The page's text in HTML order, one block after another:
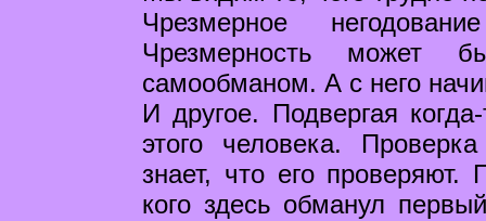
Чрезмерное
Чрезмерность может
самообманом. А с него
И другое. Подвергая
этого человека.
знает, что его
кого здесь обманул